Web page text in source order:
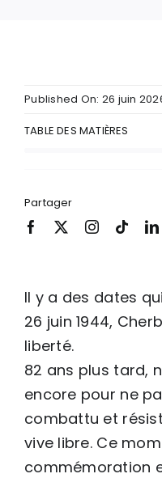
Published On: 26 juin
TABLE DES MATIÈRES
Partager
Il y a des dates
26 juin 1944,
liberté.
82 ans plus tard,
encore pour ne
combattu et
vive libre. Ce
commémoration